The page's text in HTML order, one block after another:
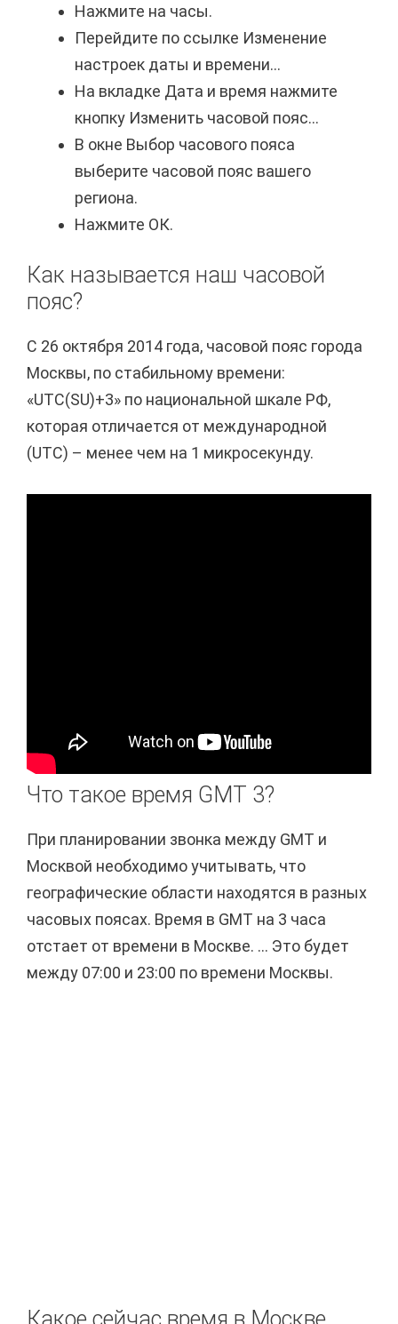
Нажмите на часы.
Перейдите по ссылке Изменение
настроек даты и времени...
На вкладке Дата и время нажмите
кнопку Изменить часовой пояс...
В окне Выбор часового пояса
выберите часовой пояс вашего
региона.
Нажмите ОК.
Как называется наш часовой
пояс?
С 26 октября 2014 года, часовой пояс города
Москвы, по стабильному времени:
«UTC(SU)+3» по национальной шкале РФ,
которая отличается от международной
(UTC) – менее чем на 1 микросекунду.
Что такое время GMT 3?
При планировании звонка между GMT и
Москвой необходимо учитывать, что
географические области находятся в разных
часовых поясах. Время в GMT на 3 часа
отстает от времени в Москве. ... Это будет
между 07:00 и 23:00 по времени Москвы.
Какое сейчас время в Москве